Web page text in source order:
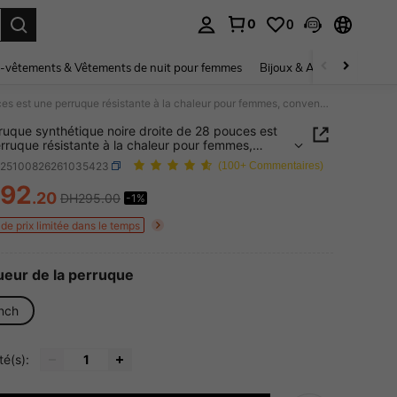
0 0
vêtements & Vêtements de nuit pour femmes Bijoux & Accessoires pour
La perruque synthétique noire droite de 28 pouces est une perruque résistante à la chaleur pour femmes, convenant pour les fêtes quotidiennes et les perruques d'Halloween
synthétique noire droite de 28 pouces est
résistante à la chaleur pour femmes,
pour les fêtes quotidiennes et les perruques(100+ Commentaires)
AND AVAILABILITY
.20 DH295.00 -1%
prix limitée dans le temps
de la perruque